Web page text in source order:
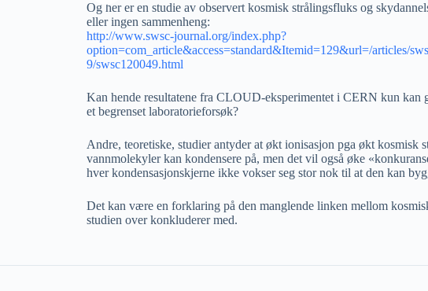
Og her er en studie av observert kosmisk strålingsfluks og
eller ingen sammenheng:
http://www.swsc-journal.org/index.php?
option=com_article&access=standard&Itemid=129&url=/articles/
9/swsc120049.html
Kan hende resultatene fra CLOUD-eksperimentet i CERN kun kan
et begrenset laboratorieforsøk?
Andre, teoretiske, studier antyder at økt ionisasjon pga økt kosmisk
vannmolekyler kan kondensere på, men det vil også øke
hver kondensasjonskjerne ikke vokser seg stor nok til at den kan
Det kan være en forklaring på den manglende linken mellom
studien over konkluderer med.